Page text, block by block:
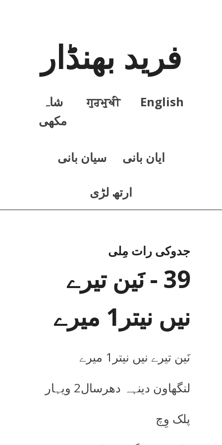
فرید بھنڈار
English
ਗੁਰਮੁਖੀ
شاہ
مکھی
ايان بانی سيان بانی
ارتھ لڑی
جدوکی رات مِلی
39 - نَین تیرے
نیں نیتر1 میرے
نَین تیرے نیں نیتر 1 میرے
لنگھاون دینہہ دھرسال2 ویہار
پلک وِچ